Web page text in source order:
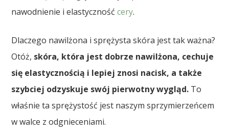
nawodnienie i elastycznośćcery.
Dlaczego nawilżona i sprężysta skóra jest tak ważna?
Otóż, skóra, która jest dobrze nawilżona, cechuje
się elastycznością i lepiej znosi nacisk, a także
szybciej odzyskuje swój pierwotny wygląd. To
właśnie ta sprężystość jest naszym sprzymierzeńcem
w walce z odgnieceniami.